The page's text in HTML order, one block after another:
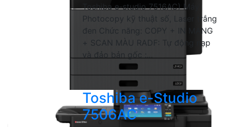
Toshiba e-studio 7516AC) Máy
Photocopy kỹ thuật số, Laser trắng
đen Chức năng: COPY + IN MẠNG
+ SCAN MÀU RADF: Tự động nạp
và đảo bản gốc :...
Toshiba e-Studio
7506AC